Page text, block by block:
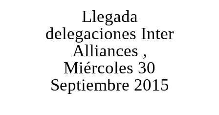
Llegada
delegaciones Inter
Alliances ,
Miércoles 30
Septiembre 2015